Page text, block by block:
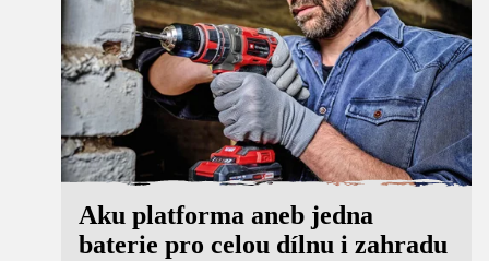
Aku platforma aneb jedna
baterie pro celou dílnu i zahradu